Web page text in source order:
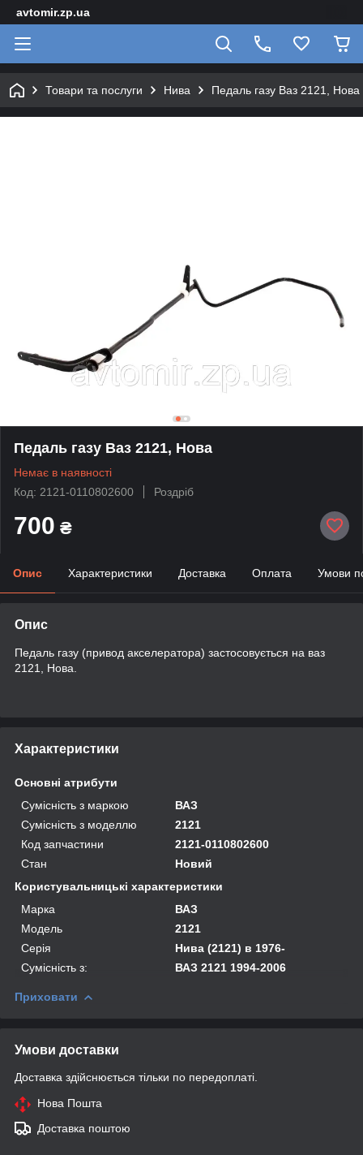
avtomir.zp.ua
Товари та послуги Нива Педаль газу Ваз 2121, Нова
Педаль газу Ваз 2121, Нова
Немає в наявності
Код: 2121-0110802600
Роздріб
700 ₴
Опис Характеристики Доставка Оплата Умови
Опис
Педаль газу (привод акселератора) застосовується на ваз
2121, Нова.
Характеристики
Основні атрибути
Сумісність з маркою
ВАЗ
Сумісність з моделлю
2121
Код запчастини
2121-0110802600
Стан
Новий
Користувальницькі характеристики
Марка
ВАЗ
Модель
2121
Серія
Нива (2121) в 1976-
Сумісність з:
ВАЗ 2121 1994-2006
Приховати
Умови доставки
Доставка здійснюється тільки по передоплаті.
Нова Пошта
Доставка поштою